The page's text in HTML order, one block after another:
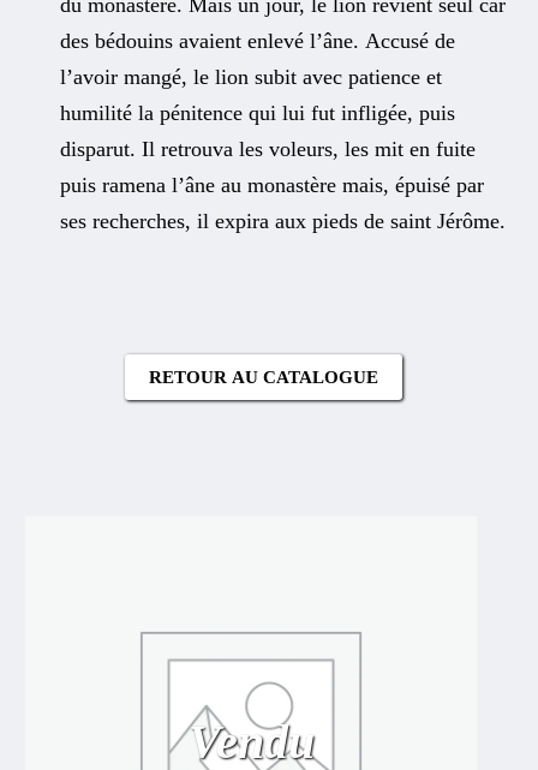
des bédouins avaient enlevé l’âne. Accusé de
l’avoir mangé, le lion subit avec patience et
humilité la pénitence qui lui fut infligée, puis
disparut. Il retrouva les voleurs, les mit en fuite
puis ramena l’âne au monastère mais, épuisé par
ses recherches, il expira aux pieds de saint Jérôme.
RETOUR AU CATALOGUE
Vendu